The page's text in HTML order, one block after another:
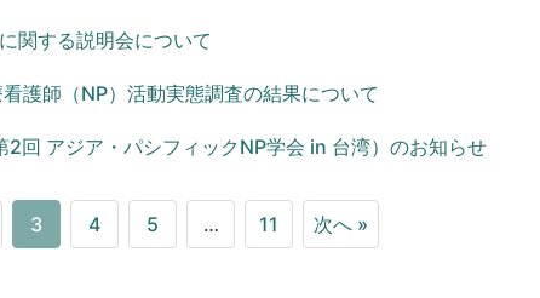
関する説明会について
護師（NP）活動実態調査の結果について
回 アジア・パシフィックNP学会 in 台湾）のお知らせ
3 4 5 … 11 次へ »